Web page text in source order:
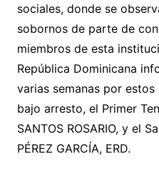
sociales, donde se
sobornos de parte de
miembros de esta
República Dominicana
varias semanas por
bajo arresto, el Primer
SANTOS ROSARIO, y el
PÉREZ GARCÍA, ERD.